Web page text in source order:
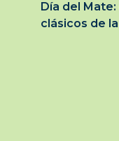
Día del
clásicos de